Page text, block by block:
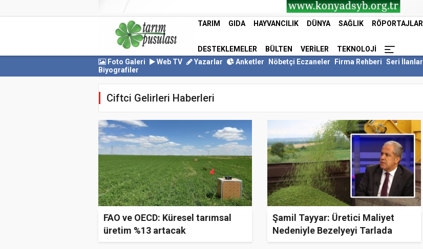
TARIM GIDA HAYVANCILIK DÜNYA SAĞLIK RÖPORTAJLAR
DESTEKLEMELER BÜLTEN VERILER
TEKNOLOJI
Foto Galeri
Web TV Yazarlar Anketler Nöbetçi Eczaneler Firma Rehberi Seri İlanlar
Biyografiler
Ciftci Gelirleri Haberleri
FAO ve OECD: Küresel tarımsal
üretim %13 artacak
Şamil Tayyar: Üretici Maliyet
Nedeniyle Bezelyeyi Tarlada
Bıraktı